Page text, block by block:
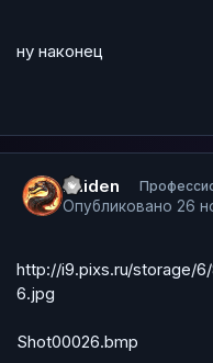
ну наконец
Raiden
Опубликовано 26
http://i9.pixs.ru/storage/6/
6.jpg
Shot00026.bmp